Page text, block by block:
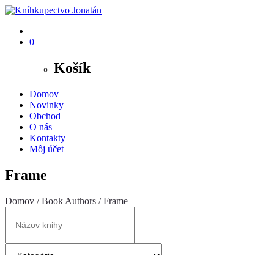
0
Košík
Domov
Novinky
Obchod
O nás
Kontakty
Môj účet
Frame
Domov / Book Authors / Frame